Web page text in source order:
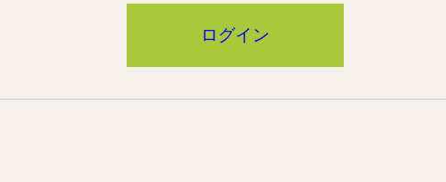
ログイン